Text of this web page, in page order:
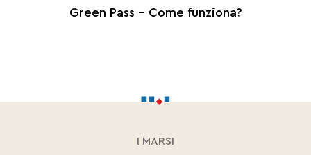
Green Pass – Come funziona?
I MARSI